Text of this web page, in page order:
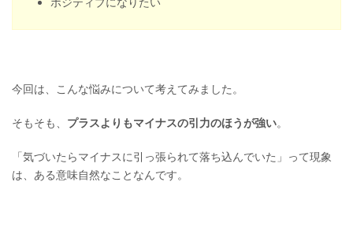
今回は、こんな悩みについて考えてみました。
そもそも、 プラスよりもマイナスの引力のほうが強い。
「気づいたらマイナスに引っ張られて落ち込んでいた」って現象
は、ある意味自然なことなんです。